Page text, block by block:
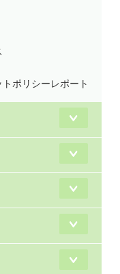
ポリシーレポート